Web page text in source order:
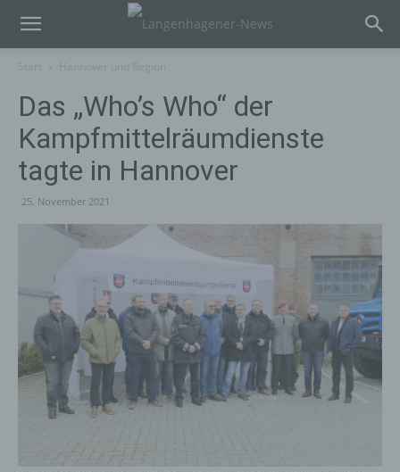
Das „Who’s Who“ der
Kampfmittelräumdienste
tagte in Hannover
25. November 2021